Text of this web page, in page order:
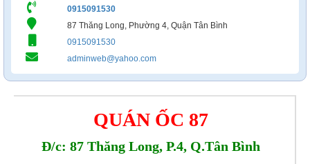
0915091530
87 Thăng Long, Phường 4, Quận Tân Bình
0915091530
adminweb@yahoo.com
QUÁN ỐC 87
Đ/c: 87 Thăng Long, P.4, Q.Tân Bình